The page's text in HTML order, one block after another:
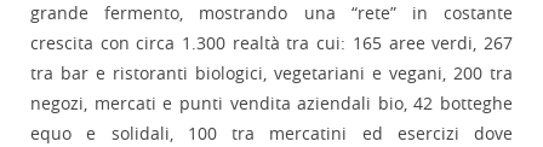
grande fermento, mostrando una “rete” in costante
crescita con circa 1.300 realtà tra cui: 165 aree verdi, 267
tra bar e ristoranti biologici, vegetariani e vegani, 200 tra
negozi, mercati e punti vendita aziendali bio, 42 botteghe
equo e solidali, 100 tra mercatini ed esercizi dove